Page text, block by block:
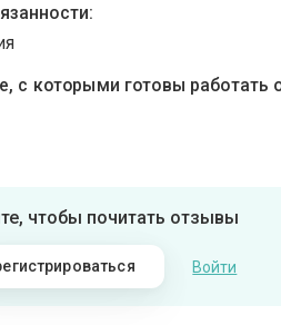
с которыми готовы работать
чтобы почитать отзывы
Войти